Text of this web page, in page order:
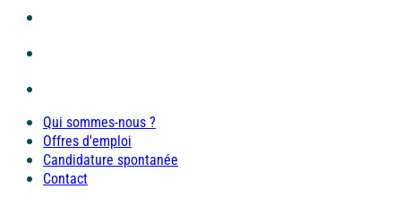
Qui sommes-nous ?
Offres d'emploi
Candidature spontanée
Contact